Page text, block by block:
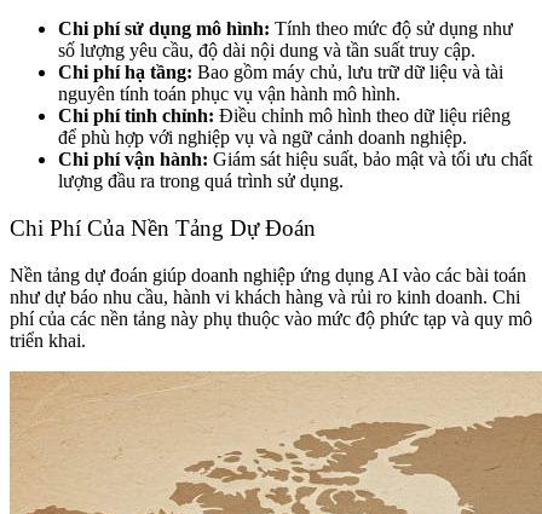
Chi phí sử dụng mô hình: Tính theo mức độ sử dụng như
số lượng yêu cầu, độ dài nội dung và tần suất truy cập.
Chi phí hạ tầng: Bao gồm máy chủ, lưu trữ dữ liệu và tài
nguyên tính toán phục vụ vận hành mô hình.
Chi phí tinh chỉnh: Điều chỉnh mô hình theo dữ liệu riêng
để phù hợp với nghiệp vụ và ngữ cảnh doanh nghiệp.
Chi phí vận hành: Giám sát hiệu suất, bảo mật và tối ưu chất
lượng đầu ra trong quá trình sử dụng.
Chi Phí Của Nền Tảng Dự Đoán
Nền tảng dự đoán giúp doanh nghiệp ứng dụng AI vào các bài toán
như dự báo nhu cầu, hành vi khách hàng và rủi ro kinh doanh. Chi
phí của các nền tảng này phụ thuộc vào mức độ phức tạp và quy mô
triển khai.